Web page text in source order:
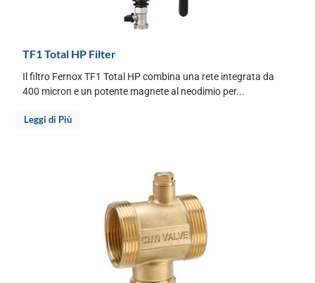
TF1 Total HP Filter
Il filtro Fernox TF1 Total HP combina una rete integrata da
400 micron e un potente magnete al neodimio per...
Leggi di Più